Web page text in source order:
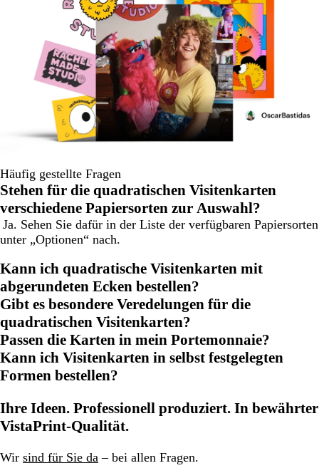
Häufig gestellte Fragen
Stehen für die quadratischen Visitenkarten
verschiedene Papiersorten zur Auswahl?
Ja. Sehen Sie dafür in der Liste der verfügbaren Papiersorten
unter „Optionen“ nach.
Kann ich quadratische Visitenkarten mit
abgerundeten Ecken bestellen?
Gibt es besondere Veredelungen für die
quadratischen Visitenkarten?
Passen die Karten in mein Portemonnaie?
Kann ich Visitenkarten in selbst festgelegten
Formen bestellen?
Ihre Ideen. Professionell produziert. In bewährter
VistaPrint-Qualität.
Wir sind für Sie da – bei allen Fragen.